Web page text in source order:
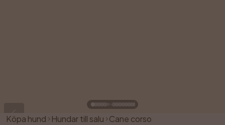
Köpa hund Hundar till salu Cane corso